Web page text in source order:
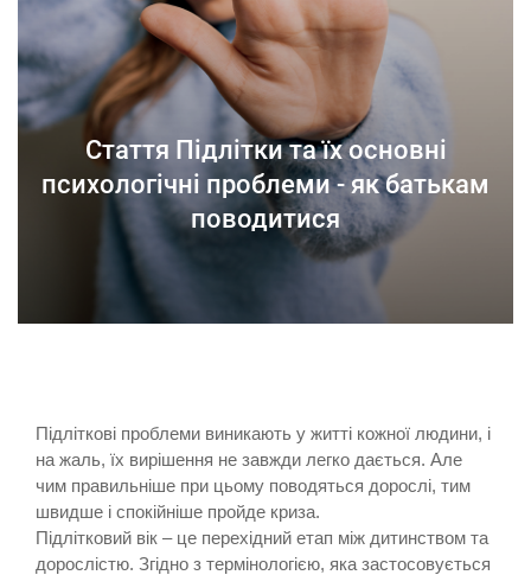
Стаття Підлітки та їх основні
психологічні проблеми - як батькам
поводитися
Підліткові проблеми виникають у житті кожної людини, і
на жаль, їх вирішення не завжди легко дається. Але
чим правильніше при цьому поводяться дорослі, тим
швидше і спокійніше пройде криза.
Підлітковий вік – це перехідний етап між дитинством та
дорослістю. Згідно з термінологією, яка застосовується